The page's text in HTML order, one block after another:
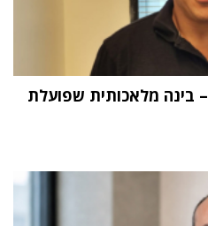
"העתיד הוא Physical AI – בינה מלאכותית שפועלת